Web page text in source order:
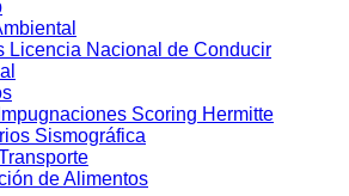
Licencia Nacional de Conducir
Scoring Hermitte
Sismográfica
de Alimentos